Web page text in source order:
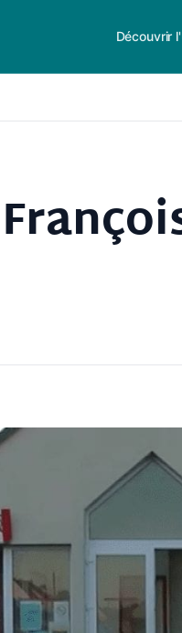
Découvrir